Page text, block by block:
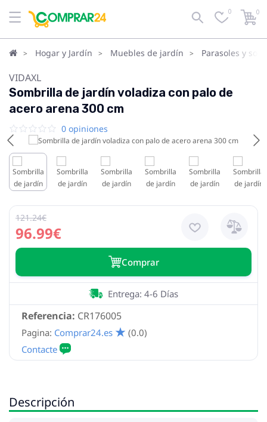
0 0
Hogar y Jardín Muebles de jardín Parasoles y
VIDAXL
Sombrilla de jardín voladiza con palo de
acero arena 300 cm
0 opiniones
96.99€
121.24€
Сomprar
Referencia: CR176005
Entrega: 4-6 Días
Pagina: Comprar24.es (0.0)
Descripción